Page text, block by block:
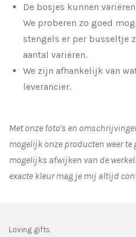
De bosjes kunnen
We proberen zo goed
stengels er per busseltje
aantal variëren.
We zijn afhankelijk van
leverancier.
Met onze foto's en
mogelijk onze producten weer te
mogelijks afwijken van de
exacte kleur mag je mij altijd
Loving gifts